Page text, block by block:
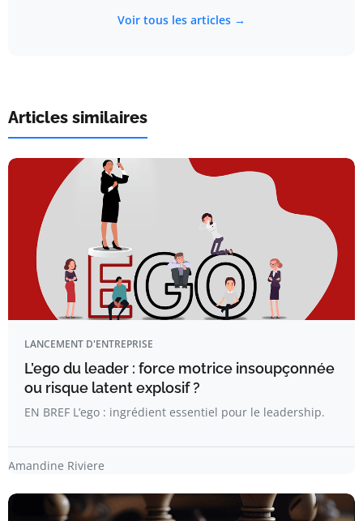
Voir tous les articles →
Articles similaires
LANCEMENT D'ENTREPRISE
L’ego du leader : force motrice insoupçonnée
ou risque latent explosif ?
EN BREF L’ego : ingrédient essentiel pour le leadership.
Amandine Riviere